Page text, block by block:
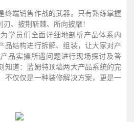
终端销售作战的武器。只有熟练掌握
、披荆斩棘、所向披靡！
学员们全面详细地剖析产品体系内
品结构进行拆解、组装，让大家对产
品实操所遇问题进行现场探讨及答
知道：蓝姆特顶墙两大产品系统的完
不仅仅是一种装修解决方案，更是一